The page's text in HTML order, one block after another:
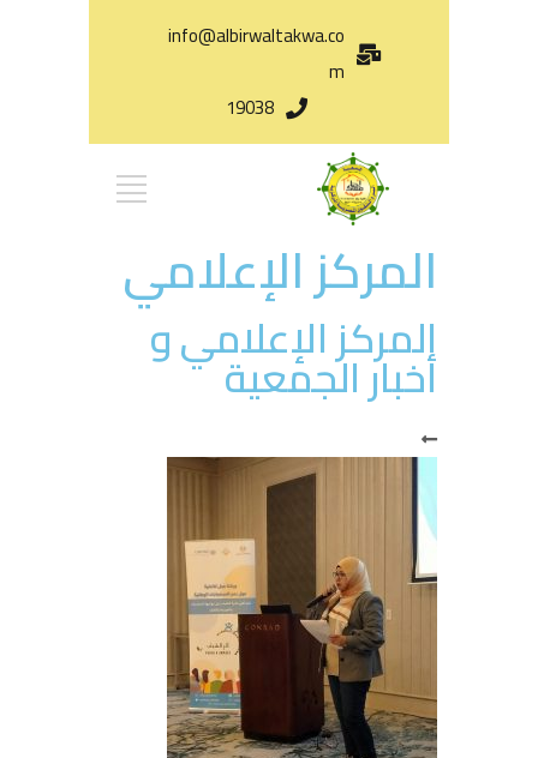
info@albirwaltakwa.co
m
19038
المركز الإعلامي
المركز الإعلامي و
أخبار الجمعية